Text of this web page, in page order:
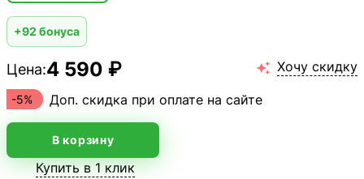
+92 бонуса
Цена:4 590 ₽  Хочу скидку
-5% Доп. скидка при оплате на сайте
В корзину
Купить в 1 клик